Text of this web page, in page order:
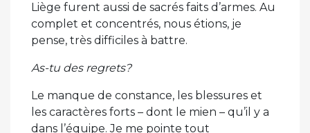
Liège furent aussi de sacrés faits d’armes. Au
complet et concentrés, nous étions, je
pense, très difficiles à battre.
As-tu des regrets?
Le manque de constance, les blessures et
les caractères forts – dont le mien – qu’il y a
dans l’équipe. Je me pointe tout